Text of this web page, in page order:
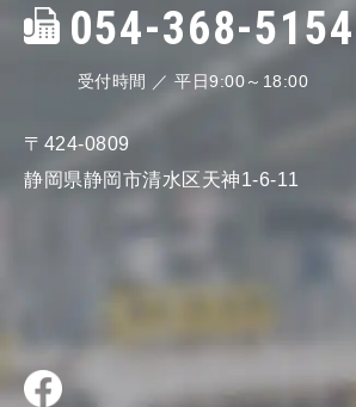
054-368-5154
受付時間 ／ 平日9:00～18:00
〒424-0809
静岡県静岡市清水区天神1-6-11